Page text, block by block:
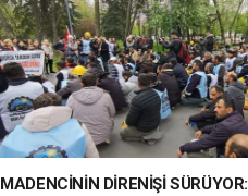
MADENCİNİN DİRENİŞİ SÜRÜYOR: